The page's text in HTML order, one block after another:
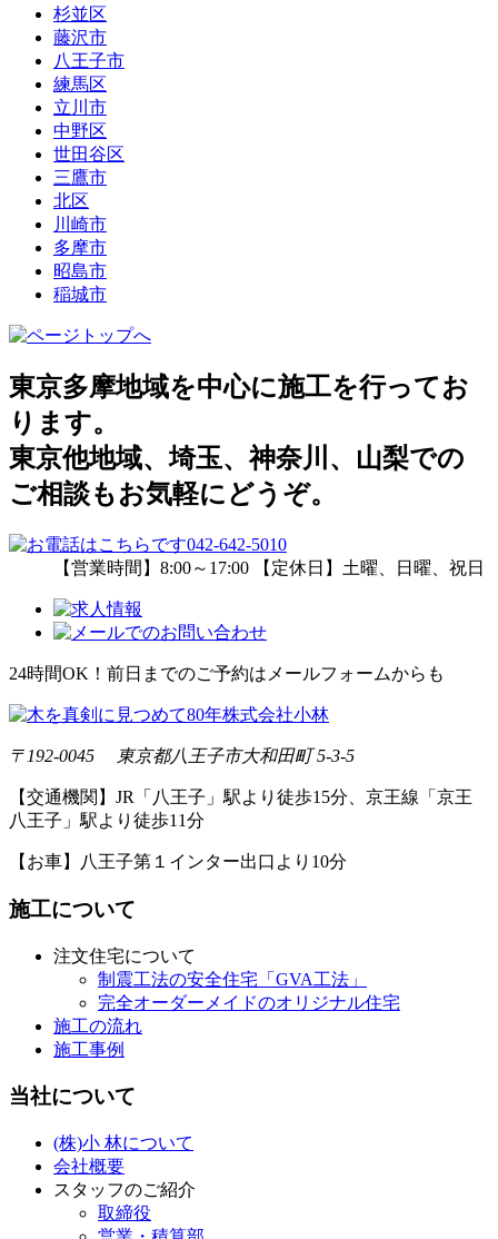
杉並区
藤沢市
八王子市
練馬区
立川市
中野区
世田谷区
三鷹市
北区
川崎市
多摩市
昭島市
稲城市
東京多摩地域を中心に施工を行ってお
ります。
東京他地域、埼玉、神奈川、山梨での
ご相談もお気軽にどうぞ。
【営業時間】8:00～17:00 【定休日】土曜、日曜、祝日
24時間OK！前日までのご予約はメールフォームからも
〒192-0045 東京都八王子市大和田町 5-3-5
【交通機関】JR「八王子」駅より徒歩15分、京王線「京王
八王子」駅より徒歩11分
【お車】八王子第１インター出口より10分
施工について
注文住宅について
制震工法の安全住宅「GVA工法」
完全オーダーメイドのオリジナル住宅
施工の流れ
施工事例
当社について
(株)小 林について
会社概要
スタッフのご紹介
取締役